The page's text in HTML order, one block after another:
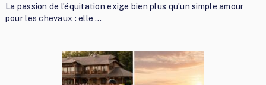
La passion de l’équitation exige bien plus qu’un simple amour
pour les chevaux : elle …